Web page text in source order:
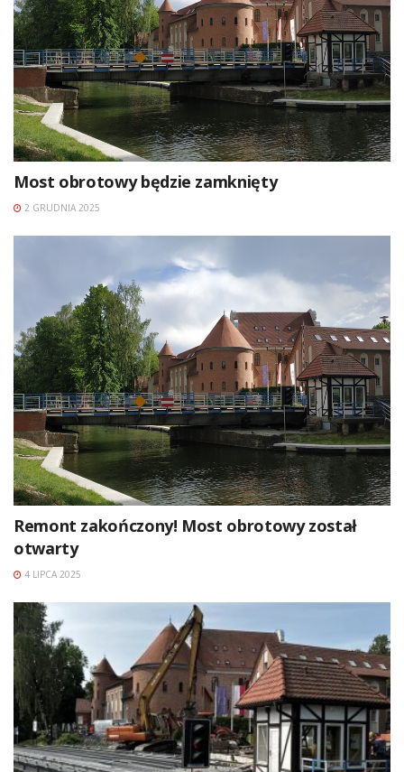
Most obrotowy będzie zamknięty
2 GRUDNIA 2025
Remont zakończony! Most obrotowy został
otwarty
4 LIPCA 2025